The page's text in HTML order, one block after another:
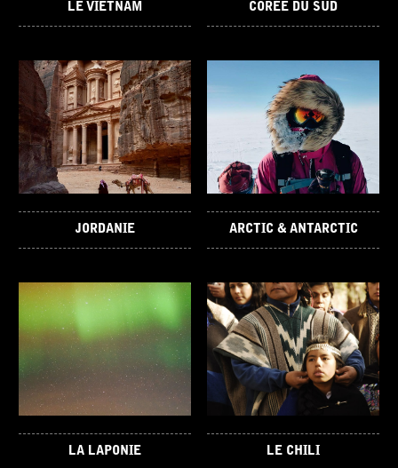
LE VIETNAM CORÉE DU SUD
JORDANIE ARCTIC & ANTARCTIC
LA LAPONIE LE CHILI